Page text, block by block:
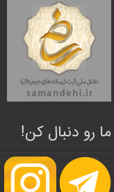
ما رو دنبال کن!